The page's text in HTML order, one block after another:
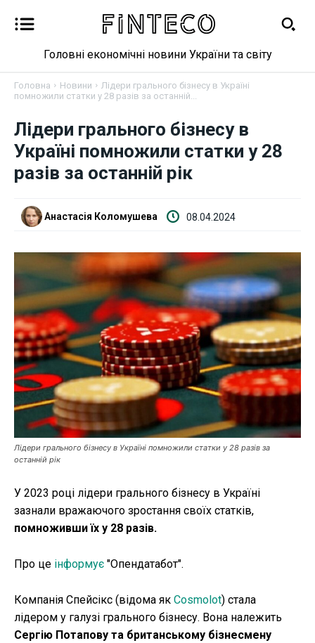
Новини
Бізнес
Криптовалюта
Робота і освіта
Публікації
ФОП
Курс валют
Головні економічні новини України та світу
Головна Новини
Лідери грального бізнесу в Україні
помножили статки у 28 разів за останній...
Лідери грального бізнесу в
Україні помножили статки у 28
разів за останній рік
Анастасія Коломушева 08.04.2024
Лідери грального бізнесу в Україні помножили статки у 28 разів за
останній рік
У 2023 році лідери грального бізнесу в Україні
зазнали вражаючого зростання своїх статків,
помноживши їх у 28 разів.
Про це інформує "Опендатабот".
Компанія Спейсікс (відома як Cosmolot) стала
лідером у галузі грального бізнесу. Вона належить
Сергію Потапову та британському бізнесмену